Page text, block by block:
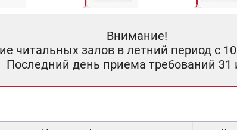
Внимание!
читальных залов в летний период с 10
Последний день приема требований 31